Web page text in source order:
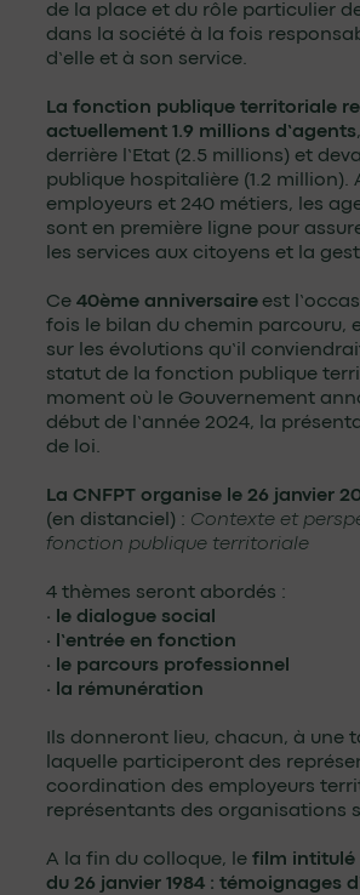
de la place et du rôle particulier
dans la société à la fois
d’elle et à son service.
La fonction publique territoriale
actuellement 1.9 millions d’agents
derrière l’Etat (2.5 millions) et
publique hospitalière (1.2 million).
employeurs et 240 métiers, les
sont en première ligne pour
les services aux citoyens et la
Ce 40ème anniversaire est
fois le bilan du chemin parcouru,
sur les évolutions qu’il
statut de la fonction publique
moment où le Gouvernement
début de l’année 2024, la
de loi.
La CNFPT organise le 26 janvier
(en distanciel) : Contexte et
fonction publique territoriale
4 thèmes seront abordés :
· le dialogue social
· l’entrée en fonction
· le parcours professionnel
· la rémunération
Ils donneront lieu, chacun, à une
laquelle participeront des
coordination des employeurs
représentants des organisations
A la fin du colloque, le film intitulé
du 26 janvier 1984 : témoignages